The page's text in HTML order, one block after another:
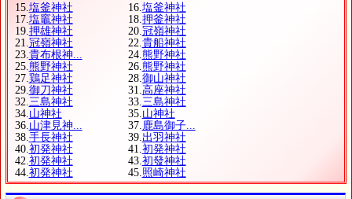
15. 塩釜神社 16. 塩釜神社
17. 塩竈神社 18. 押釜神社
19. 押雄神社 20. 冠嶺神社
21. 冠嶺神社 22. 貴船神社
23. 貴布根神... 24. 熊野神社
25. 熊野神社 26. 熊野神社
27. 鶏足神社 28. 御山神社
29. 御刀神社 31. 高座神社
32. 三島神社 33. 三島神社
34. 山神社 35. 山神社
36. 山津見神... 37. 鹿島御子...
38. 手長神社 39. 出羽神社
40. 初発神社 41. 初発神社
42. 初発神社 43. 初發神社
44. 初発神社 45. 照崎神社